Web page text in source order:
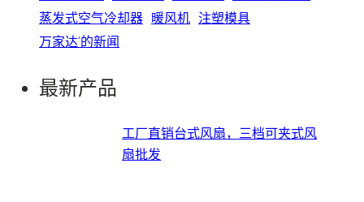
蒸发式空气冷却器 暖风机 注塑模具
万家达'的新闻
最新产品
工厂直销台式风扇，三档可夹式风
扇批发